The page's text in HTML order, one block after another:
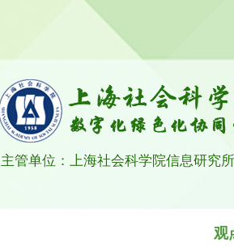
主管单位：上海社会科学院信息研究所
观